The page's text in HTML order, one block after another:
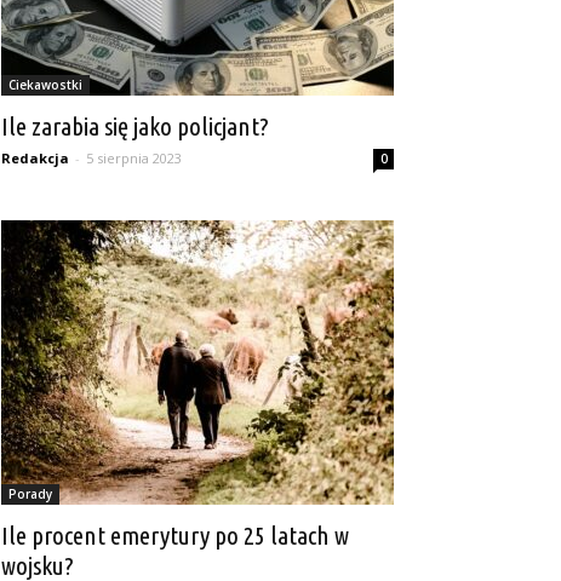
Ciekawostki
Ile zarabia się jako policjant?
Redakcja - 5 sierpnia 2023 0
Porady
Ile procent emerytury po 25 latach w
wojsku?